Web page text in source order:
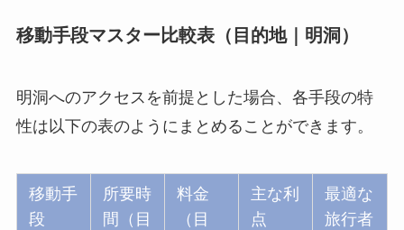
移動手段マスター比較表（目的地｜明洞）
明洞へのアクセスを前提とした場合、各手段の特
性は以下の表のようにまとめることができます。
移動手
段
所要時
間（目
料金
（目
主な利
点
最適な
旅行者